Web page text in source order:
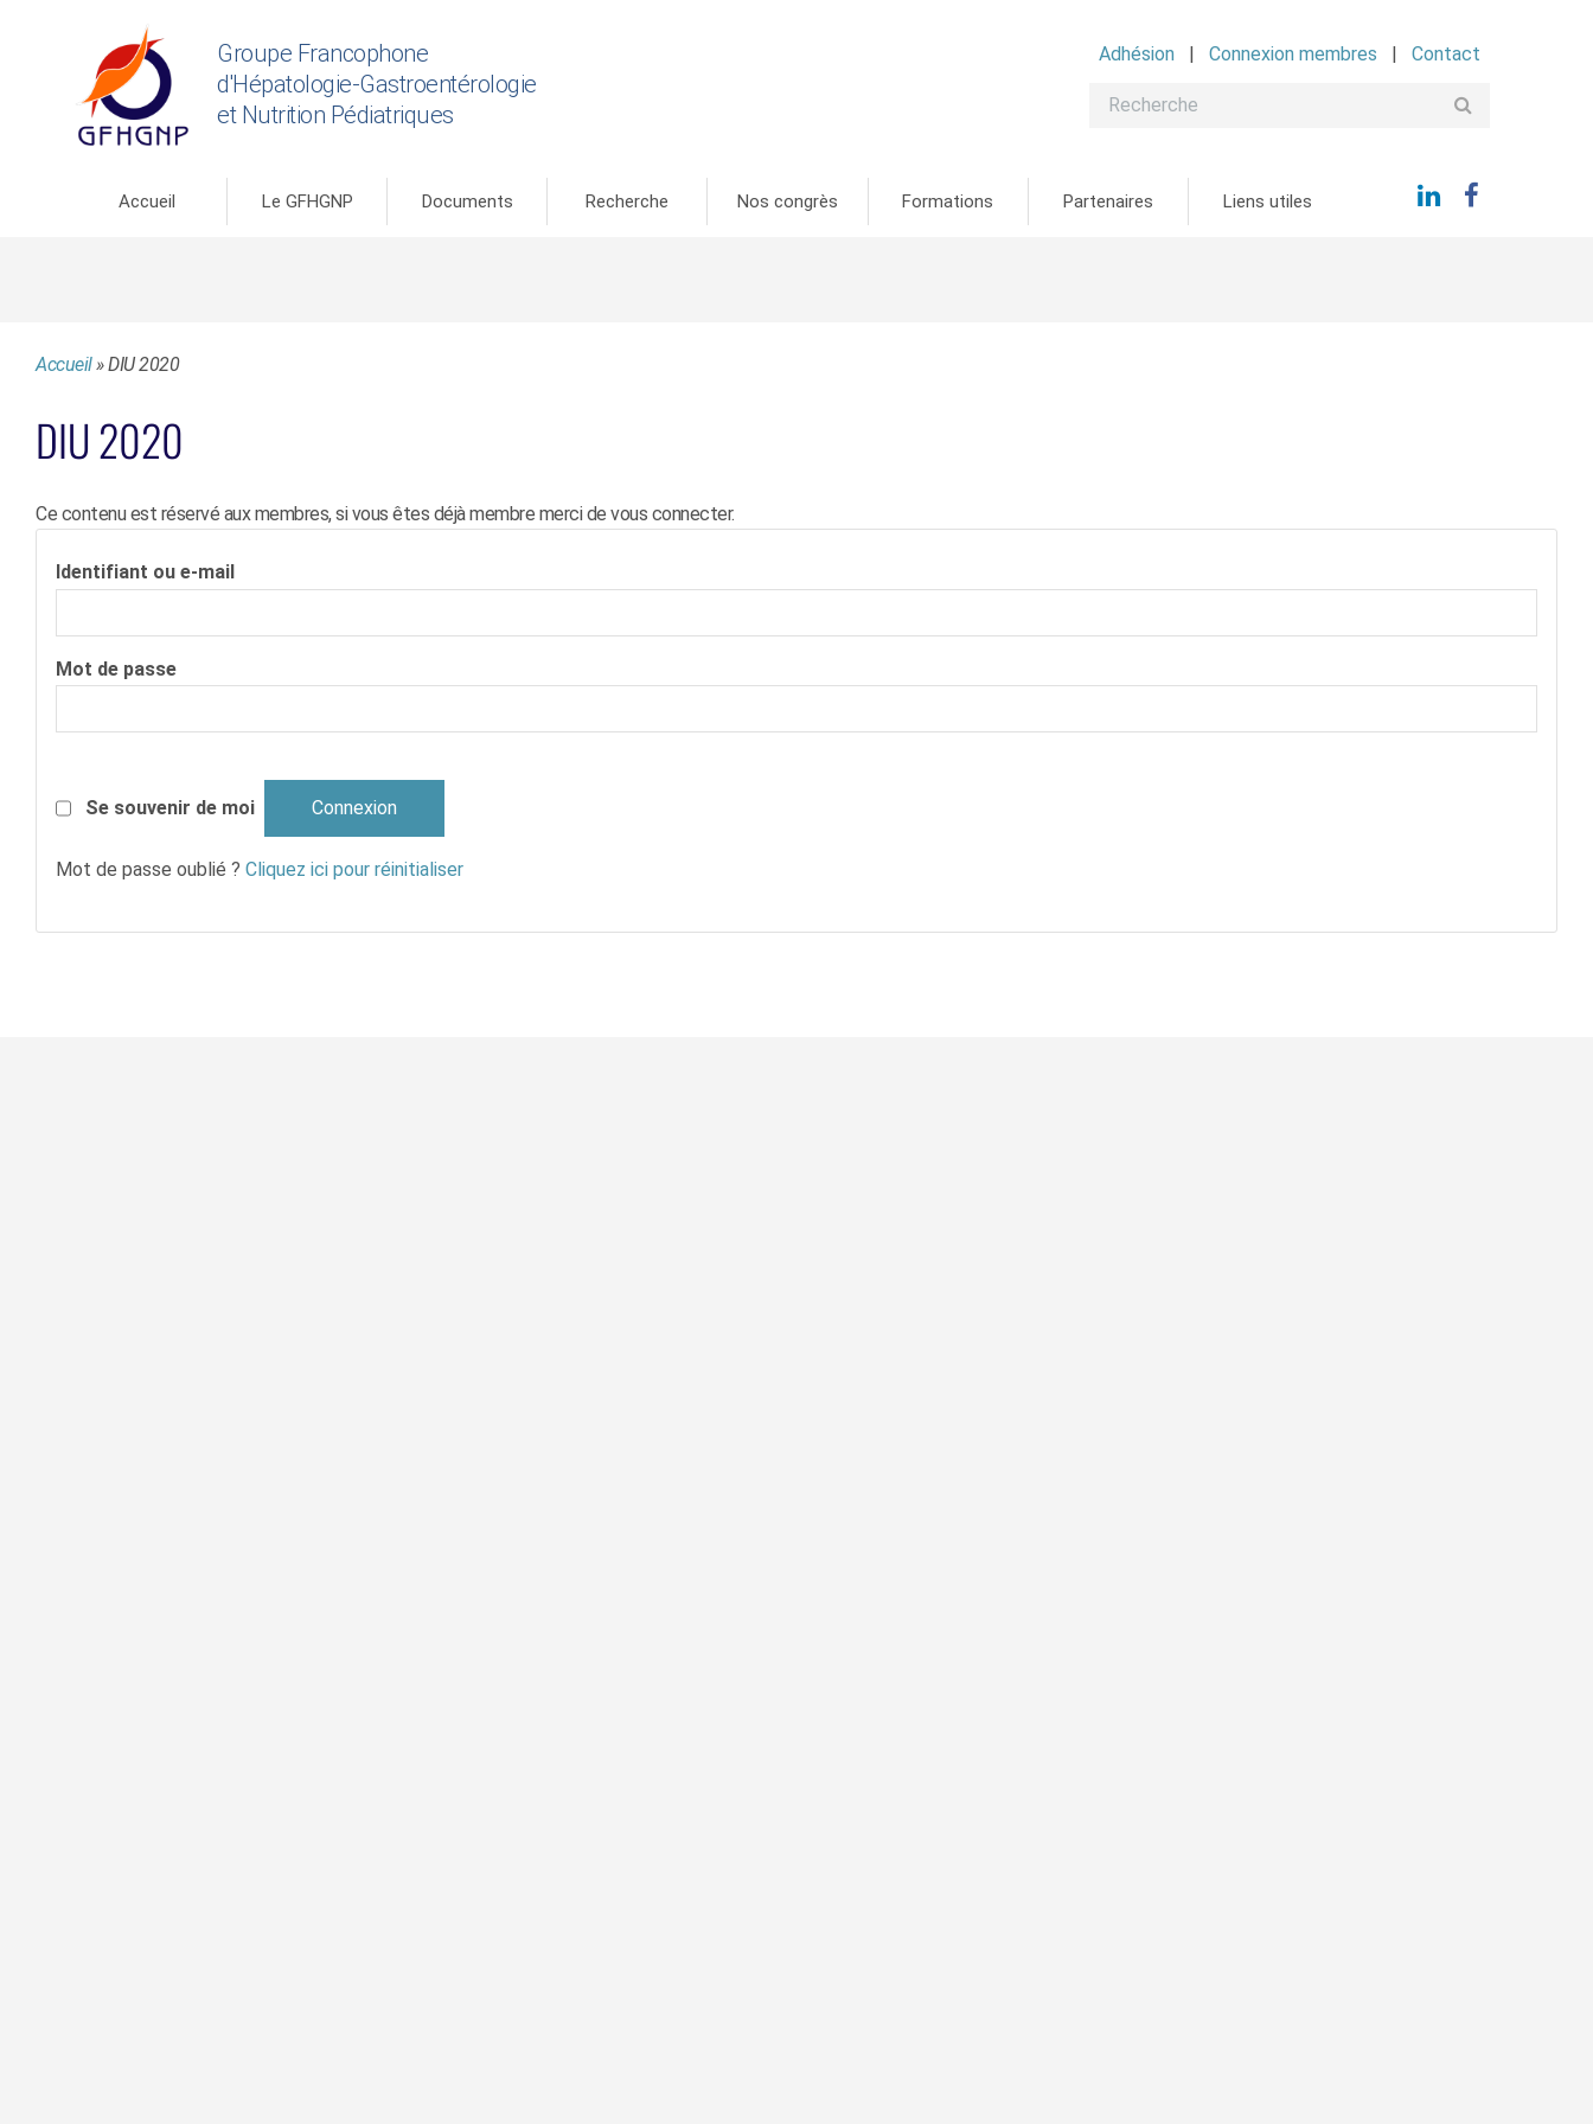
Groupe Francophone
d'Hépatologie-Gastroentérologie
et Nutrition Pédiatriques
Adhésion Connexion membres Contact
Accueil Le GFHGNP Documents Recherche Nos congrès Formations Partenaires Liens utiles
Accueil»DIU 2020
DIU 2020
Ce contenu est réservé aux membres, si vous êtes déjà membre merci de vous connecter.
Identifiant ou e-mail
Mot de passe
Se souvenir de moi
Mot de passe oublié ? Cliquez ici pour réinitialiser